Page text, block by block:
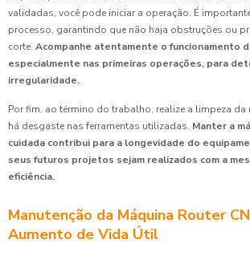
validadas, você pode iniciar a operação. É
processo, garantindo que não haja obstruções ou
corte. Acompanhe atentamente o funcionamento
especialmente nas primeiras operações, para
irregularidade.
Por fim, ao término do trabalho, realize a limpeza da
há desgaste nas ferramentas utilizadas. Manter a
cuidada contribui para a longevidade do
seus futuros projetos sejam realizados com a
eficiência.
Manutenção da Máquina Router
Aumento de Vida Útil